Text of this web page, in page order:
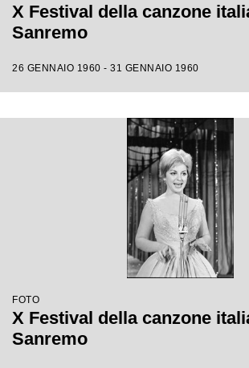
X Festival della canzone
Sanremo
26 GENNAIO 1960 - 31 GENNAIO 1960
FOTO
X Festival della canzone
Sanremo